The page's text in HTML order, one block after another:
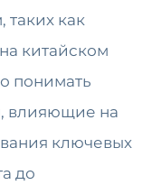
таких как
китайском
понимать
влияющие на
ключевых
до